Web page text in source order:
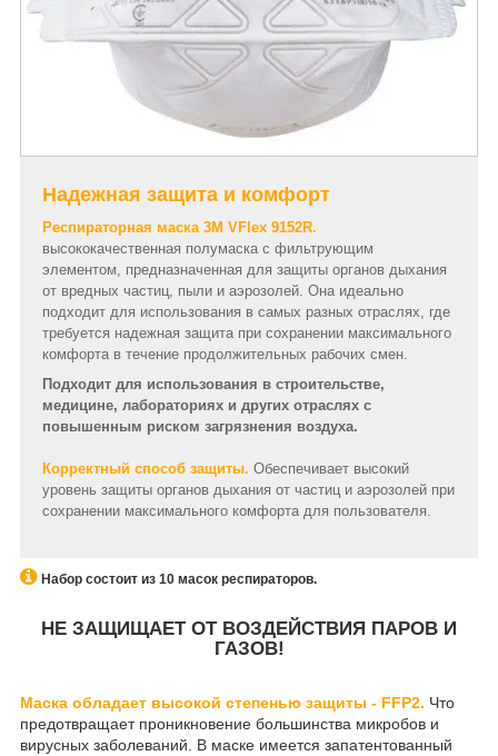
Надежная защита и комфорт
Респираторная маска 3M VFlex 9152R.
высококачественная полумаска с фильтрующим
элементом, предназначенная для защиты органов дыхания
от вредных частиц, пыли и аэрозолей. Она идеально
подходит для использования в самых разных отраслях, где
требуется надежная защита при сохранении максимального
комфорта в течение продолжительных рабочих смен.
Подходит для использования в строительстве,
медицине, лабораториях и других отраслях с
повышенным риском загрязнения воздуха.
Корректный способ защиты. Обеспечивает высокий
уровень защиты органов дыхания от частиц и аэрозолей при
сохранении максимального комфорта для пользователя.
Набор состоит из 10 масок респираторов.
НЕ ЗАЩИЩАЕТ ОТ ВОЗДЕЙСТВИЯ ПАРОВ И
ГАЗОВ!
Маска обладает высокой степенью защиты - FFP2. Что
предотвращает проникновение большинства микробов и
вирусных заболеваний. В маске имеется запатентованный